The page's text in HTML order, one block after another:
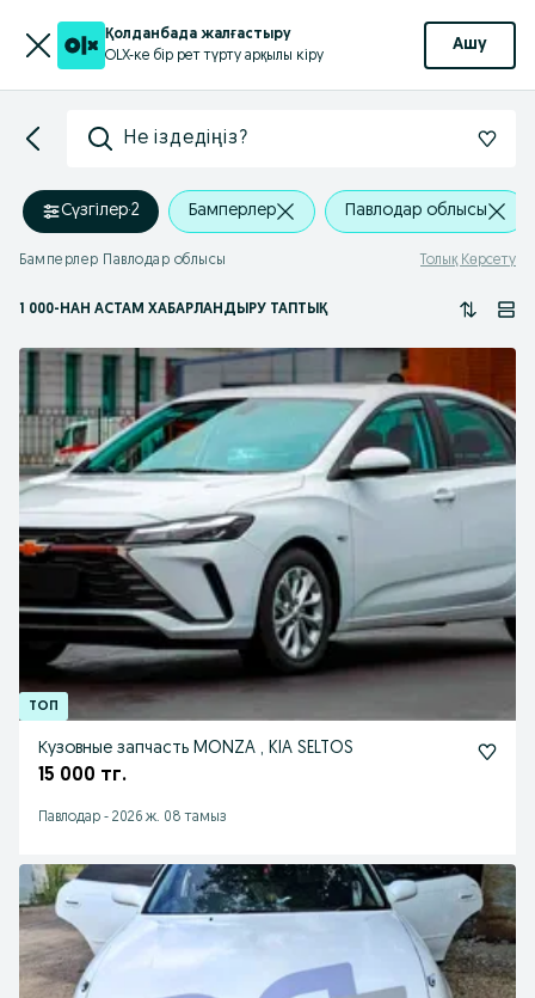
Қолданбада жалғастыру
OLX-ке бір рет түрту арқылы кіру
Ашу
Не іздедіңіз?
Сүзгілер·2 Бамперлер Павлодар облысы
Бамперлер Павлодар облысы Толық Көрсету
1 000-НАН АСТАМ ХАБАРЛАНДЫРУ ТАПТЫҚ
Кузовные запчасть MONZA , KIA SELTOS
15 000 тг.
Павлодар - 2026 ж. 08 тамыз